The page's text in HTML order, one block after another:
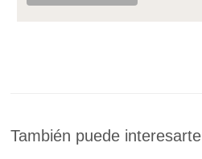
También puede interesarte